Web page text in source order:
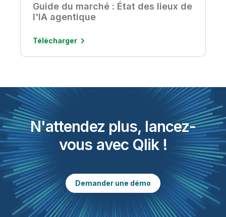
Guide du marché : État des lieux de
l'IA agentique
Télécharger
N'attendez plus, lancez-
vous avec Qlik !
Demander une démo